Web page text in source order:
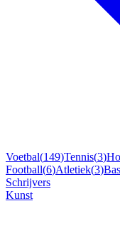
Voetbal(149)Tennis(3)
Football(6)Atletiek(3)
Schrijvers
Kunst